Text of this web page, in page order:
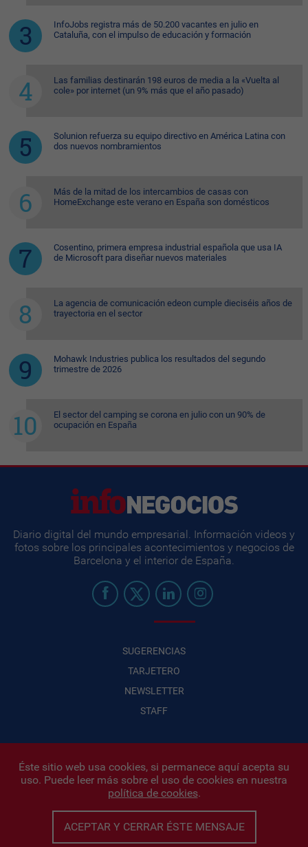
InfoJobs registra más de 50.200 vacantes en julio en
Cataluña, con el impulso de educación y formación
Las familias destinarán 198 euros de media a la «Vuelta al
cole» por internet (un 9% más que el año pasado)
Solunion refuerza su equipo directivo en América Latina con
dos nuevos nombramientos
Más de la mitad de los intercambios de casas con
HomeExchange este verano en España son domésticos
Cosentino, primera empresa industrial española que usa IA
de Microsoft para diseñar nuevos materiales
La agencia de comunicación edeon cumple dieciséis años de
trayectoria en el sector
Mohawk Industries publica los resultados del segundo
trimestre de 2026
El sector del camping se corona en julio con un 90% de
ocupación en España
Diario digital del mundo empresarial. Información videos y
fotos sobre los principales acontecimientos y negocios de
Barcelona y el interior de España.
SUGERENCIAS
TARJETERO
NEWSLETTER
STAFF
Infonegocios 2026| INFONEGOCIOS S.A. · CUIT: 30710438486 |
Políticas de Privacidad|Protección de datos personales
Iñigo Biain
Este sitio esta protegido por Google reCAPTCHA y con
Políticas de
privacidad de GoogleyTerminos del servicioaplicados.
Éste sitio web usa cookies, si permanece aquí acepta su
uso. Puede leer más sobre el uso de cookies en nuestra
política de cookies.
ACEPTAR Y CERRAR ÉSTE MENSAJE